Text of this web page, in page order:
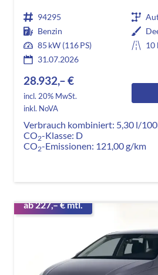
94295
Benzin
85 kW (116 PS)
10
31.07.2026
28.932,– €
incl. 20% MwSt.
inkl. NoVA
Verbrauch kombiniert: 5,30 l/
CO2-Klasse: D
CO2-Emissionen: 121,00 g/km
ab 227,– € mtl.